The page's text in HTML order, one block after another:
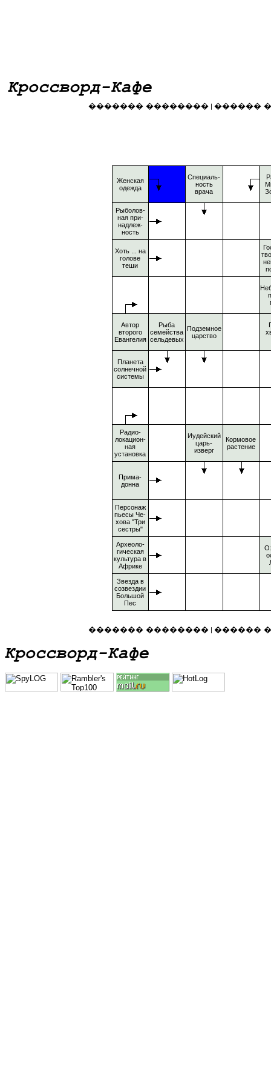
������� ��������| ������
Женская
одежда
Специаль-
ность
врача
Рыболов-
ная при-
надлеж-
ность
Хоть ... на
голове
теши
Автор
второго
Евангелия
Рыба
семейства
сельдевых
Подземное
царство
Планета
солнечной
системы
Радио-
локацион-
ная
установка
Иудейский
царь-
изверг
Кормовое
растение
Прима-
донна
Персонаж
пьесы Че-
хова "Три
сестры"
Археоло-
гическая
культура в
Африке
Звезда в
созвездии
Большой
Пес
������� ��������| ������